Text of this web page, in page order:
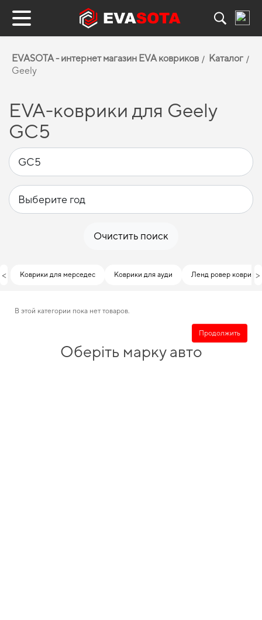
EVASOTA - интернет магазин EVA ковриков
Каталог
Geely
EVA-коврики для Geely
GC5
Очистить поиск
< Коврики для мерседес Коврики для ауди Ленд ровер коврики
>
В этой категории пока нет товаров.
Продолжить